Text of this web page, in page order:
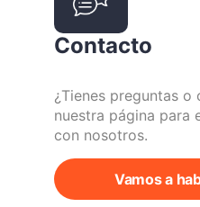
Contacto
¿Tienes preguntas o
nuestra página para
con nosotros.
Vamos a